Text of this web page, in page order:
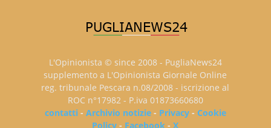
L'Opinionista © since 2008 - PugliaNews24
supplemento a L'Opinionista Giornale Online
reg. tribunale Pescara n.08/2008 - iscrizione al
ROC n°17982 - P.iva 01873660680
contatti- Archivio notizie- Privacy- Cookie
Policy - Facebook -X